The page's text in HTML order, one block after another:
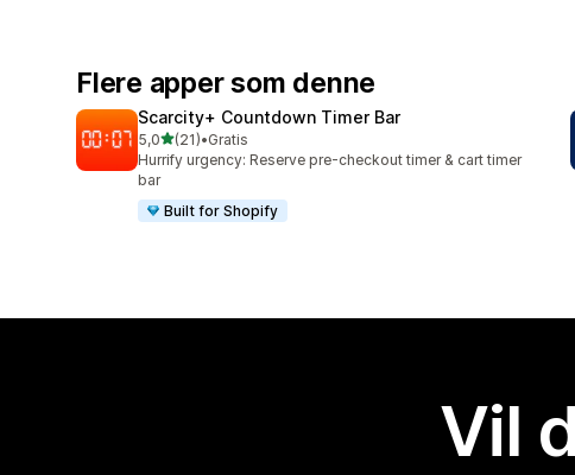
Flere apper som denne
Scarcity+ Countdown Timer Bar
5,0av 5 stjerner
(21)
Totalt 21 omtaler
•Gratis
Hurrify urgency: Reserve pre-checkout timer & cart timer
bar
Built for Shopify
Vil